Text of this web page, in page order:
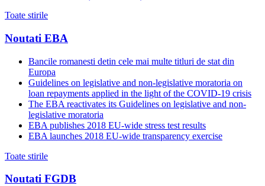
Toate stirile
Noutati EBA
Bancile romanesti detin cele mai multe titluri de stat din
Europa
Guidelines on legislative and non-legislative moratoria on
loan repayments applied in the light of the COVID-19 crisis
The EBA reactivates its Guidelines on legislative and non-
legislative moratoria
EBA publishes 2018 EU-wide stress test results
EBA launches 2018 EU-wide transparency exercise
Toate stirile
Noutati FGDB